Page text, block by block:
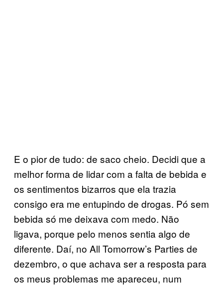
E o pior de tudo: de saco cheio. Decidi que a
melhor forma de lidar com a falta de bebida e
os sentimentos bizarros que ela trazia
consigo era me entupindo de drogas. Pó sem
bebida só me deixava com medo. Não
ligava, porque pelo menos sentia algo de
diferente. Daí, no All Tomorrow’s Parties de
dezembro, o que achava ser a resposta para
os meus problemas me apareceu, num